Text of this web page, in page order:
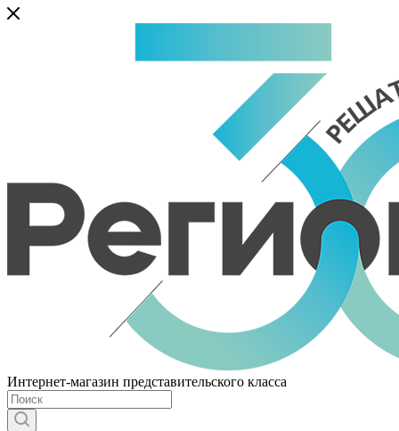
Интернет-магазин представительского класса